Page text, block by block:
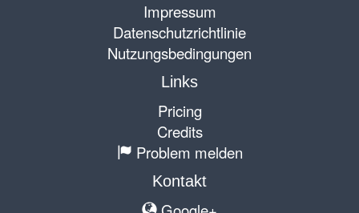
Impressum
Datenschutzrichtlinie
Nutzungsbedingungen
Links
Pricing
Credits
Problem melden
Kontakt